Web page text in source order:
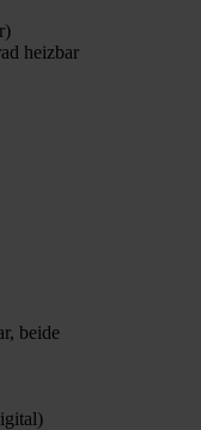
heiz­bar
bei­de